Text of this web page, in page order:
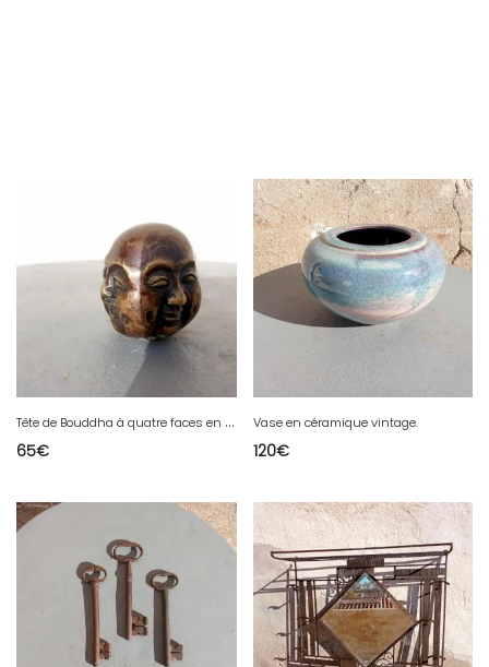
T
ête de Bouddha à quatre faces en bronze
65€
Vase en céramique vintage.
120€